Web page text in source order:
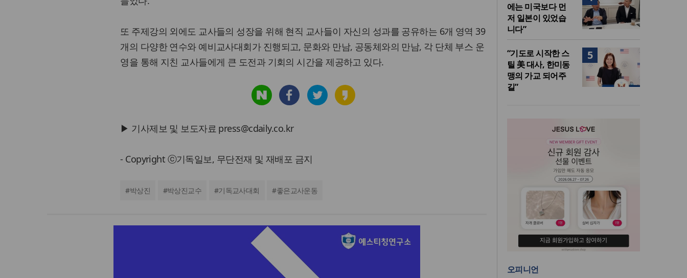
또 주제강의 외에도 교사들의 성장을 위해 현직 교사들이 자신의 성과를 공유하는 6개 영역 39
개의 다양한 연수와 예비교사대회가 진행되고, 문화와 만남, 공동체와의 만남, 각 단체 부스 운
영을 통해 지친 교사들에게 큰 도전과 기회의 시간을 제공하고 있다.
▶ 기사제보 및 보도자료 press@cdaily.co.kr
- Copyright ⓒ기독일보, 무단전재 및 재배포 금지
#박상진 #박상진교수 #기독교사대회 #좋은교사운동
에는 미국보다 먼
저 일본이 있었습
니다”
5
“기도로 시작한 스
틸 美 대사, 한미동
맹의 가교 되어주
길”
오피니언